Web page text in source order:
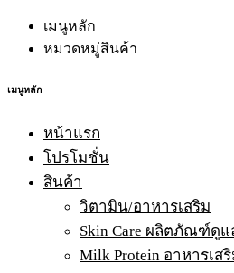
เมนูหลัก
หมวดหมู่สินค้า
เมนูหลัก
หน้าแรก
โปรโมชั่น
สินค้า
วิตามิน/อาหารเสริม
Skin Care ผลิตภัณฑ์ดูแ
Milk Protein อาหารเ